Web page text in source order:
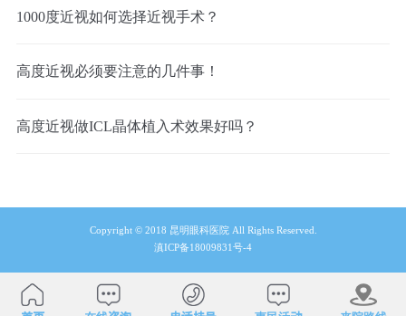
1000度近视如何选择近视手术？
高度近视必须要注意的几件事！
高度近视做ICL晶体植入术效果好吗？
Copyright © 2018 昆明眼科医院 All Rights Reserved.
滇ICP备18009831号-4